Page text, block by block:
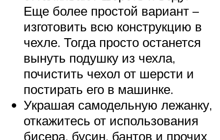
Еще более простой вариант –
изготовить всю конструкцию в
чехле. Тогда просто останется
вынуть подушку из чехла,
почистить чехол от шерсти и
постирать его в машинке.
Украшая самодельную лежанку,
откажитесь от использования
бисера, бусин, бантов и прочих